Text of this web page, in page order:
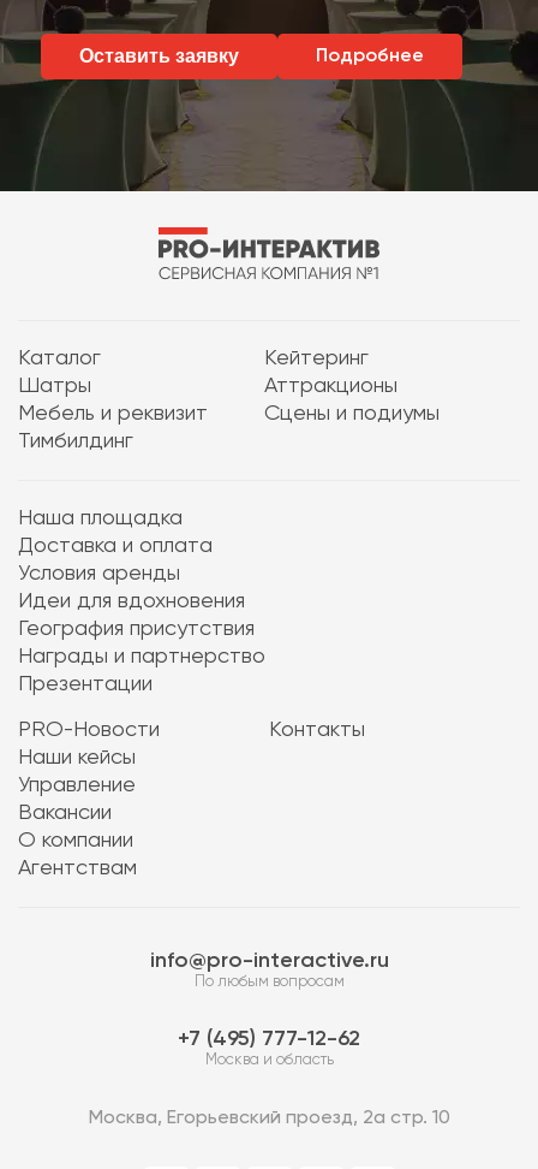
Оставить заявку Подробнее
Каталог
Кейтеринг
Шатры
Аттракционы
Мебель и реквизит
Сцены и подиумы
Тимбилдинг
Наша площадка
Доставка и оплата
Условия аренды
Идеи для вдохновения
География присутствия
Награды и партнерство
Презентации
PRO-Новости
Наши кейсы
Управление
Вакансии
О компании
Агентствам
Контакты
info@pro-interactive.ru
По любым вопросам
7 (495) 777-12-62
Москва и область
Москва, Егорьевский проезд, 2а стр. 10